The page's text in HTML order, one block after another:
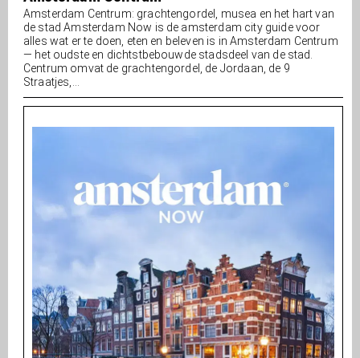
Amsterdam Centrum: grachtengordel, musea en het hart van
de stad Amsterdam Now is de amsterdam city guide voor
alles wat er te doen, eten en beleven is in Amsterdam Centrum
— het oudste en dichtstbebouwde stadsdeel van de stad.
Centrum omvat de grachtengordel, de Jordaan, de 9
Straatjes,...